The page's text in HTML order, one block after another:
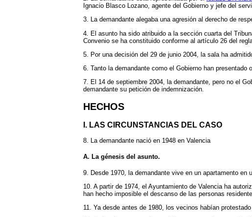
Ignacio Blasco Lozano, agente del Gobierno y jefe del
3. La demandante alegaba una agresión al derecho de
4. El asunto ha sido atribuido a la sección cuarta del
Convenio se ha constituido conforme al artículo 26 del
5. Por una decisión del 29 de junio 2004, la sala ha
6. Tanto la demandante como el Gobierno han
7. El 14 de septiembre 2004, la demandante, pero no el
demandante su petición de indemnización.
HECHOS
I. LAS CIRCUNSTANCIAS DEL CASO
8. La demandante nació en 1948 en Valencia
A. La génesis del asunto.
9. Desde 1970, la demandante vive en un apartamento en
10. A partir de 1974, el Ayuntamiento de Valencia ha
han hecho imposible el descanso de las personas
11. Ya desde antes de 1980, los vecinos habían